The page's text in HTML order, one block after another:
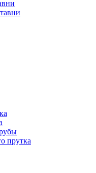
прутка